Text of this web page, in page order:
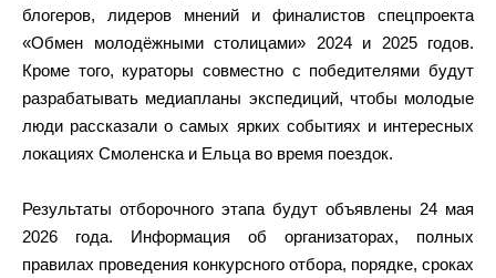
блогеров, лидеров мнений и финалистов спецпроекта
«Обмен молодёжными столицами» 2024 и 2025 годов.
Кроме того, кураторы совместно с победителями будут
разрабатывать медиапланы экспедиций, чтобы молодые
люди рассказали о самых ярких событиях и интересных
локациях Смоленска и Ельца во время поездок.
Результаты отборочного этапа будут объявлены 24 мая
2026 года. Информация об организаторах, полных
правилах проведения конкурсного отбора, порядке, сроках